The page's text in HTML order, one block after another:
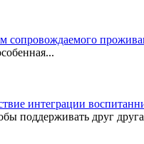
сопровождаемого
интеграции
поддерживать друг